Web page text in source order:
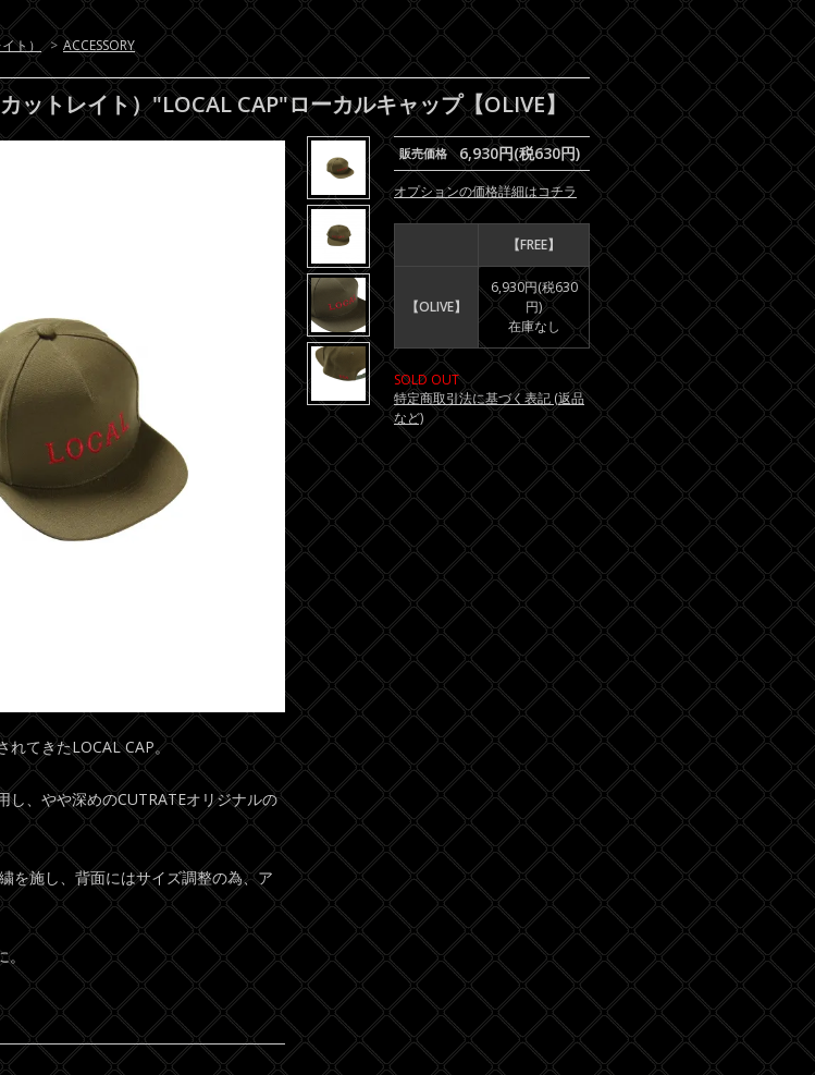
イト） > ACCESSORY
ットレイト）"LOCAL CAP"ローカルキャップ【OLIVE】
販売価格 6,930円(税630円)
オプションの価格詳細はコチラ
【FREE】
【OLIVE】
6,930円(税630
円)
在庫なし
SOLD OUT
特定商取引法に基づく表記 (返品
など)
れてきたLOCAL CAP。
し、やや深めのCUTRATEオリジナルの
を施し、背面にはサイズ調整の為、ア